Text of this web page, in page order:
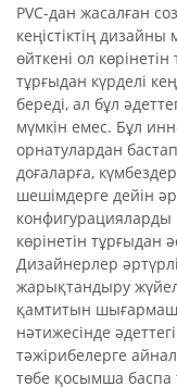
PVC-дан жасалған
кеңістіктің дизайны
өйткені ол
тұрғыдан күрделі
береді, ал бұл
мүмкін емес. Бұл
орнатулардан
доғаларға,
шешімдерге дейін
конфигурацияларды
көрінетін
Дизайнерлер
жарықтандыру
қамтитын
нәтижесінде
тәжірибелерге
төбе қосымша баспа